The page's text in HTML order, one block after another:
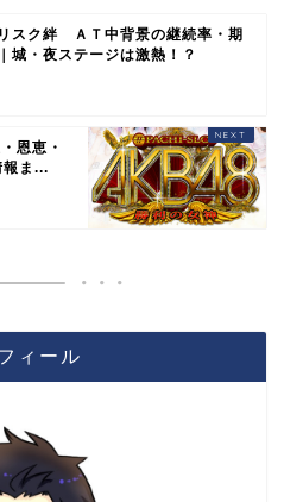
スク絆 ＡＴ中背景の継続率・期
城・夜ステージは激熱！？
恩恵・
報ま...
ィール